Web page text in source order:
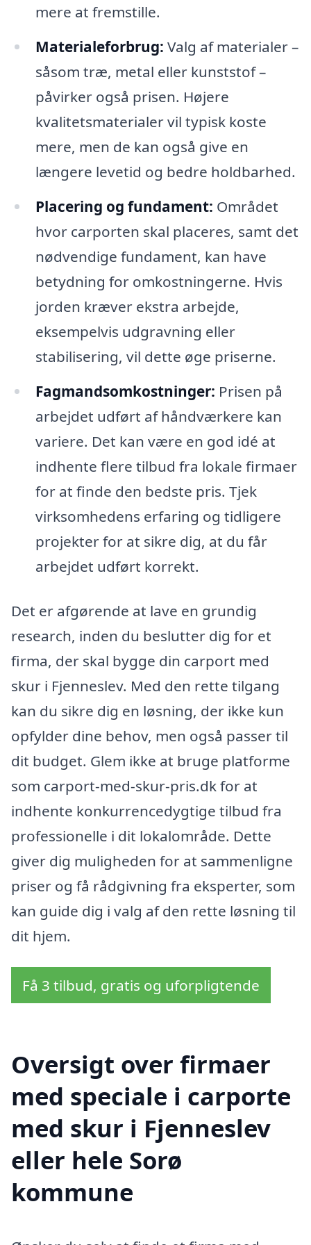
mere at fremstille.
Materialeforbrug: Valg af materialer –
såsom træ, metal eller kunststof –
påvirker også prisen. Højere
kvalitetsmaterialer vil typisk koste
mere, men de kan også give en
længere levetid og bedre holdbarhed.
Placering og fundament: Området
hvor carporten skal placeres, samt det
nødvendige fundament, kan have
betydning for omkostningerne. Hvis
jorden kræver ekstra arbejde,
eksempelvis udgravning eller
stabilisering, vil dette øge priserne.
Fagmandsomkostninger: Prisen på
arbejdet udført af håndværkere kan
variere. Det kan være en god idé at
indhente flere tilbud fra lokale firmaer
for at finde den bedste pris. Tjek
virksomhedens erfaring og tidligere
projekter for at sikre dig, at du får
arbejdet udført korrekt.
Det er afgørende at lave en grundig
research, inden du beslutter dig for et
firma, der skal bygge din carport med
skur i Fjenneslev. Med den rette tilgang
kan du sikre dig en løsning, der ikke kun
opfylder dine behov, men også passer til
dit budget. Glem ikke at bruge platforme
som carport-med-skur-pris.dk for at
indhente konkurrencedygtige tilbud fra
professionelle i dit lokalområde. Dette
giver dig muligheden for at sammenligne
priser og få rådgivning fra eksperter, som
kan guide dig i valg af den rette løsning til
dit hjem.
Få 3 tilbud, gratis og uforpligtende
Oversigt over firmaer
med speciale i carporte
med skur i Fjenneslev
eller hele Sorø
kommune